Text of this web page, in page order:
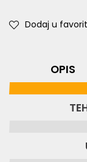
Dodaj u
OPIS